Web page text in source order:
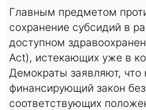
Главным предметом
сохранение субсидий в
доступном
Act), истекающих уже в
Демократы заявляют,
финансирующий закон
соответствующих